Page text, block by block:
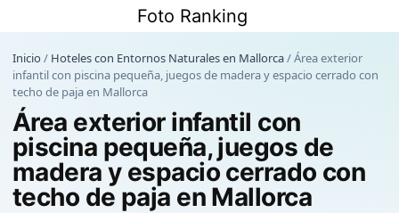
contenido
Foto Ranking
Inicio / Hoteles con Entornos Naturales en Mallorca/Área exterior
infantil con piscina pequeña, juegos de madera y espacio cerrado con
techo de paja en Mallorca
Área exterior infantil con
piscina pequeña, juegos de
madera y espacio cerrado con
techo de paja en Mallorca